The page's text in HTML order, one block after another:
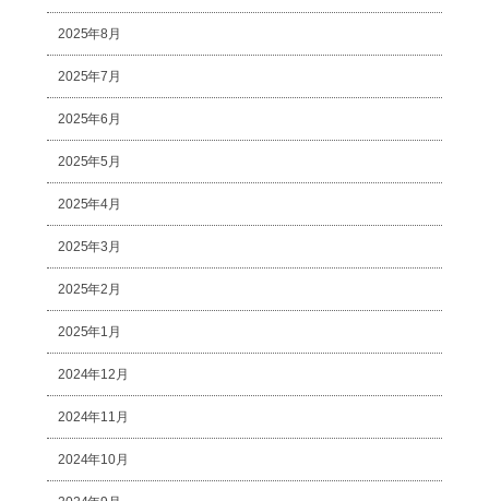
2025年8月
2025年7月
2025年6月
2025年5月
2025年4月
2025年3月
2025年2月
2025年1月
2024年12月
2024年11月
2024年10月